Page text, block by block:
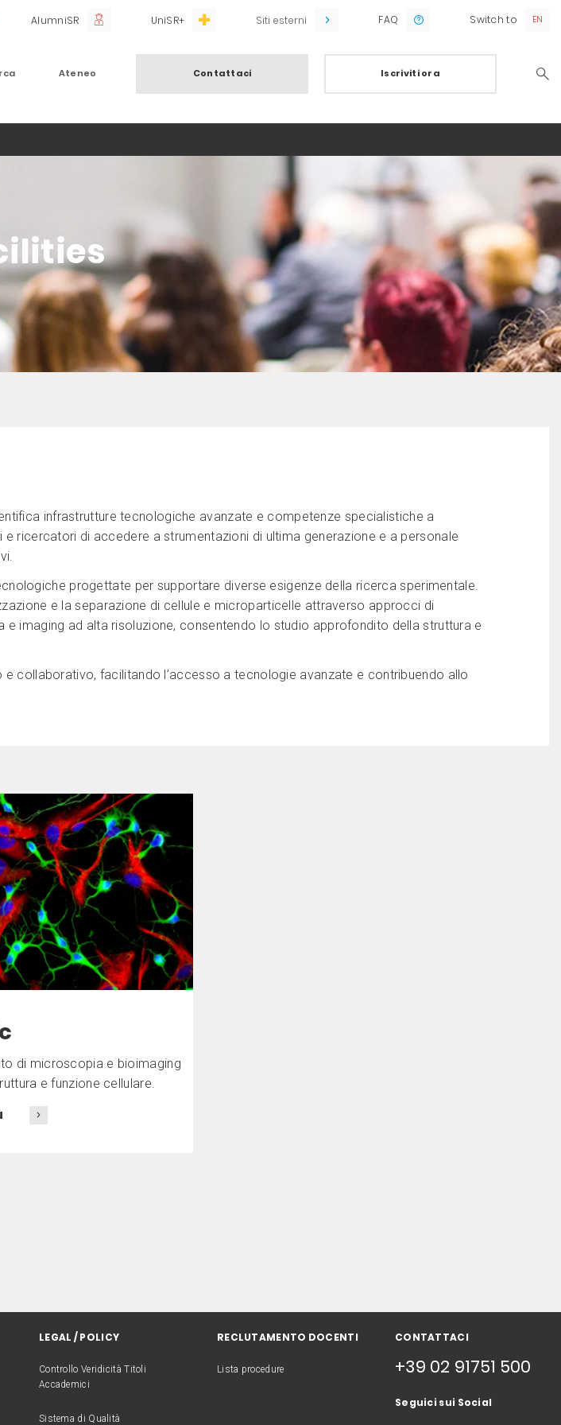
AlumniSR UniSR+ Siti esterni FAQ Switch to
Ateneo Contattaci Iscriviti ora
infrastrutture tecnologiche avanzate e competenze specialistiche a
ricercatori di accedere a strumentazioni di ultima generazione e a personale
progettate per supportare diverse esigenze della ricerca sperimentale.
e la separazione di cellule e microparticelle attraverso approcci di
imaging ad alta risoluzione, consentendo lo studio approfondito della struttura e
collaborativo, facilitando l’accesso a tecnologie avanzate e contribuendo allo
di microscopia e bioimaging
e funzione cellulare.
LEGAL / POLICY
Controllo Veridicità Titoli
Accademici
Sistema di Qualità
RECLUTAMENTO DOCENTI
Lista procedure
CONTATTACI
+39 02 91751 500
Seguici sui Social